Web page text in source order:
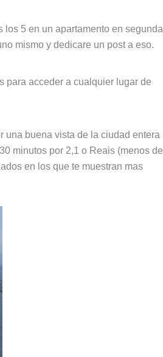
5 en un apartamento en segunda
mismo y dedicare un post a eso.
para acceder a cualquier lugar de
una buena vista de la ciudad entera
minutos por 2,1 o Reais (menos de
en los que te muestran mas